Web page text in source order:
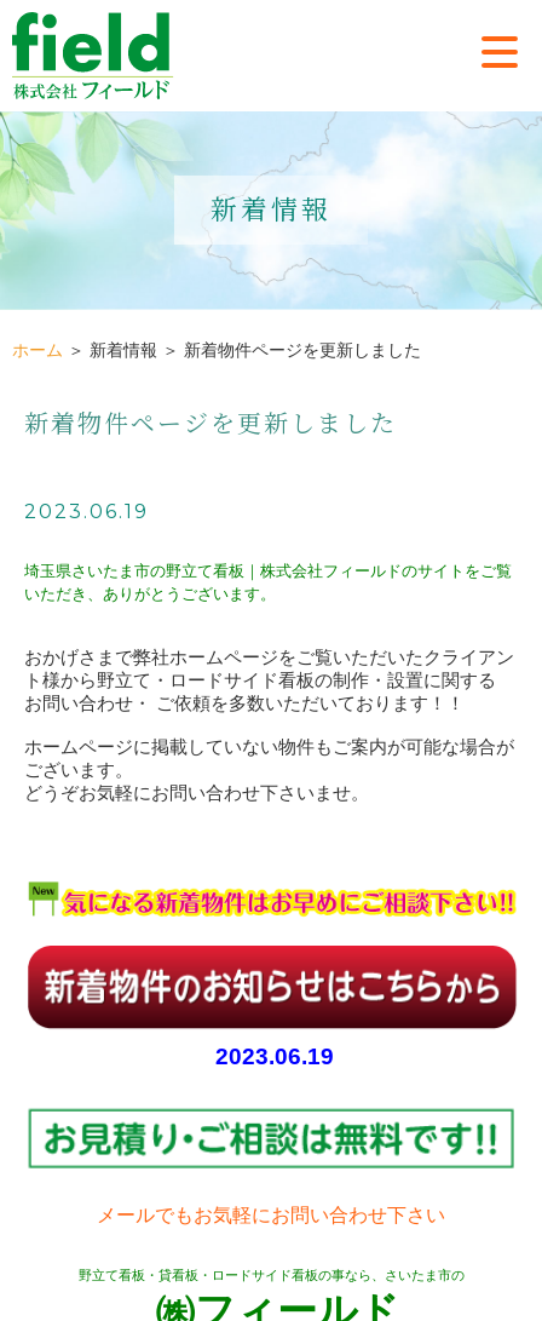
新着情報
ホーム ＞ 新着情報 ＞ 新着物件ページを更新しました
新着物件ページを更新しました
2023.06.19
埼玉県さいたま市の野立て看板｜株式会社フィールドのサイトをご覧
いただき、ありがとうございます。
おかげさまで弊社ホームページをご覧いただいたクライアン
ト様から野立て・ロードサイド看板の制作・設置に関する
お問い合わせ・ ご依頼を多数いただいております！！
ホームページに掲載していない物件もご案内が可能な場合が
ございます。
どうぞお気軽にお問い合わせ下さいませ。
2023.06.19
メールでもお気軽にお問い合わせ下さい
野立て看板・貸看板・ロードサイド看板の事なら、さいたま市の
㈱フィールド